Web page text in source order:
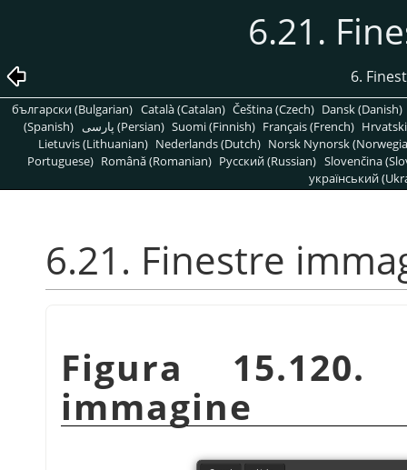
6.21.
6.
български (Bulgarian) Català (Catalan) Čeština (Czech) Dansk (Danish)
(Spanish)
پارسی (Persian) Suomi (Finnish) Français (French)
Lietuvis (Lithuanian) Nederlands (Dutch) Norsk Nynorsk
Portuguese) Română (Romanian) Pусский (Russian) Slovenčina
український
6.21. Finestre
Figura 15.120.
immagine